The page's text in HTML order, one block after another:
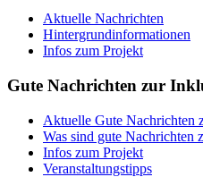
Aktuelle Nachrichten
Hintergrundinformationen
Infos zum Projekt
Gute Nachrichten zur
Aktuelle Gute Nachrichten
Was sind gute Nachrichten
Infos zum Projekt
Veranstaltungstipps